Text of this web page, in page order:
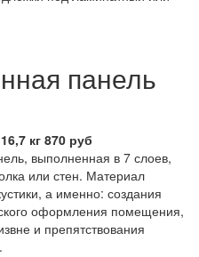
панель
кг 870 руб
выполненная в 7 слоев,
или стен. Материал
а именно: создания
оформления помещения,
и препятствования